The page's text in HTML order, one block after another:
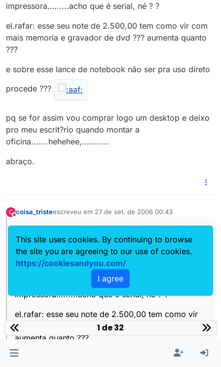
impressora…......acho que é serial, né ? ?
el.rafar: esse seu note de 2.500,00 tem como vir com
mais memoria e gravador de dvd ??? aumenta quanto
???
e sobre esse lance de notebook não ser pra uso direto
procede ???
pq se for assim vou comprar logo um desktop e deixo
pro meu escrit?rio quando montar a
oficina.......hehehee,...........
abraço.
C coisa_tristeescreveu em 27 de set. de 2006 00:43
última edição por
quer dizer então que eu tenho que observr bem o
lance das portas né ? ?
tem uns scanners que ligam pela porta tipo da
impressora…......acho que é serial, né ? ?
el.rafar: esse seu note de 2.500,00 tem como vir
com mais memoria e gravador de dvd ???
aumenta quanto ???
e sobre esse lance de notebook não ser pra uso
1 de 32
This site uses cookies. By continuing to browse
the site you are agreeing to our use of cookies.
https://cookiesandyou.com/
I agree